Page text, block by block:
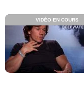
VIDÉO EN COURS